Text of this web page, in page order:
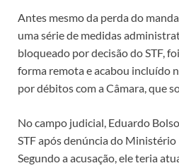
Antes mesmo da perda do
uma série de medidas
bloqueado por decisão do STF,
forma remota e acabou incluído
por débitos com a Câmara, que
No campo judicial, Eduardo
STF após denúncia do Ministério
Segundo a acusação, ele teria